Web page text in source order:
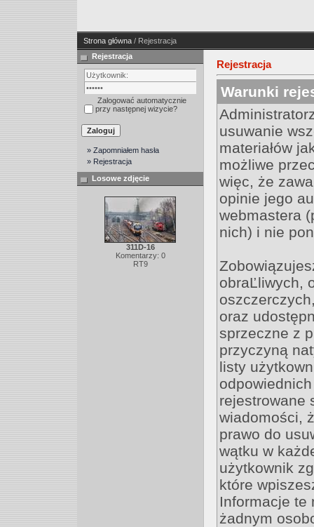
Strona główna / Rejestracja
Rejestracja
Zalogować automatycznie
przy następnej wizycie?
» Zapomniałem hasła
» Rejestracja
Losowe zdjęcie
311D-16
Komentarzy: 0
RT9
Rejestracja
Warunki
usuwanie
materiałów
możliwe
więc, że
opinie jego
webmastera
nich) i nie
obraĽliwych,
oraz
sprzeczne z
przyczyną
listy
rejestrowane
wiadomości,
prawo do
wątku w
użytkownik
które
Informacje te
żadnym